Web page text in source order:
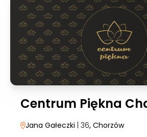
Centrum Piękna
Jana Gałeczki | 36, Chorzów